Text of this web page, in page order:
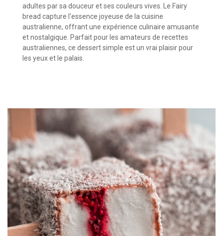
adultes par sa douceur et ses couleurs vives. Le Fairy
bread capture l'essence joyeuse de la cuisine
australienne, offrant une expérience culinaire amusante
et nostalgique. Parfait pour les amateurs de recettes
australiennes, ce dessert simple est un vrai plaisir pour
les yeux et le palais.